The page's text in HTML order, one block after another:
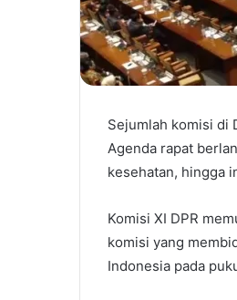
Sejumlah komisi di
Agenda rapat
kesehatan, hingga
Komisi XI DPR
komisi yang
Indonesia pada